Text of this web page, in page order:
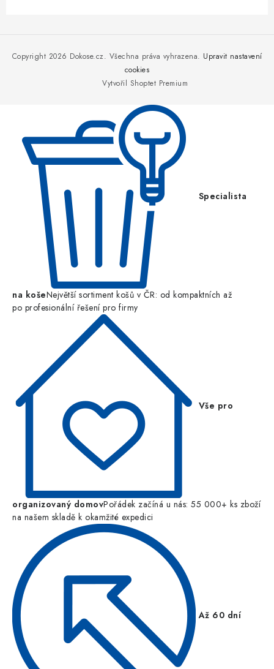
Vytvořil Shoptet Premium
Copyright 2026 Dokose.cz. Všechna práva vyhrazena. Upravit nastavení
cookies
Specialista
na košeNejvětší sortiment košů v ČR: od kompaktních až
po profesionální řešení pro firmy
Vše pro
organizovaný domovPořádek začíná u nás: 55 000+ ks zboží
na našem skladě k okamžité expedici
Až 60 dní